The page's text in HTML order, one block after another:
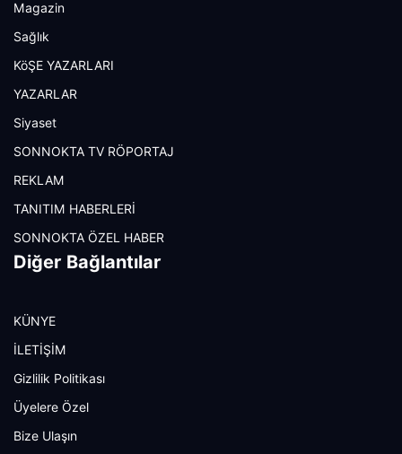
Magazin
Sağlık
KöŞE YAZARLARI
YAZARLAR
Siyaset
SONNOKTA TV RÖPORTAJ
REKLAM
TANITIM HABERLERİ
SONNOKTA ÖZEL HABER
Diğer Bağlantılar
KÜNYE
İLETİŞİM
Gizlilik Politikası
Üyelere Özel
Bize Ulaşın